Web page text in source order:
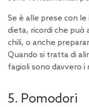
Se è alle prese con
dieta, ricordi che può
chili, o anche
Quando si tratta di
fagioli sono davvero i
5. Pomodori